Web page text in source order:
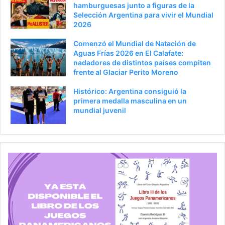
hamburguesas junto a figuras de la
Selección Argentina para vivir el Mundial
2026
Comenzó el Mundial de Natación de
Aguas Frías 2026 en El Calafate:
nadadores de distintos países compiten
frente al Glaciar Perito Moreno
Histórico: Argentina consiguió la
primera medalla masculina en un
mundial juvenil